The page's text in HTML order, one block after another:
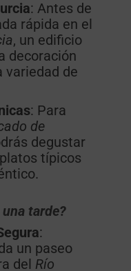
: Antes de
rápida en el
, un edificio
decoración
variedad de
: Para
de
degustar
típicos
tarde?
:
un paseo
del Río